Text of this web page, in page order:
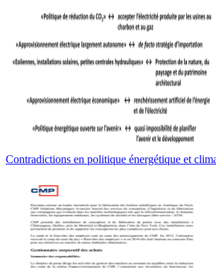
Contradictions en politique énergétique et